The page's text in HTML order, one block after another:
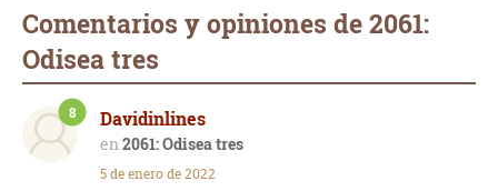
Comentarios y opiniones de 2061:
Odisea tres
Davidinlines
2061: Odisea tres
8
5 de enero de 2022